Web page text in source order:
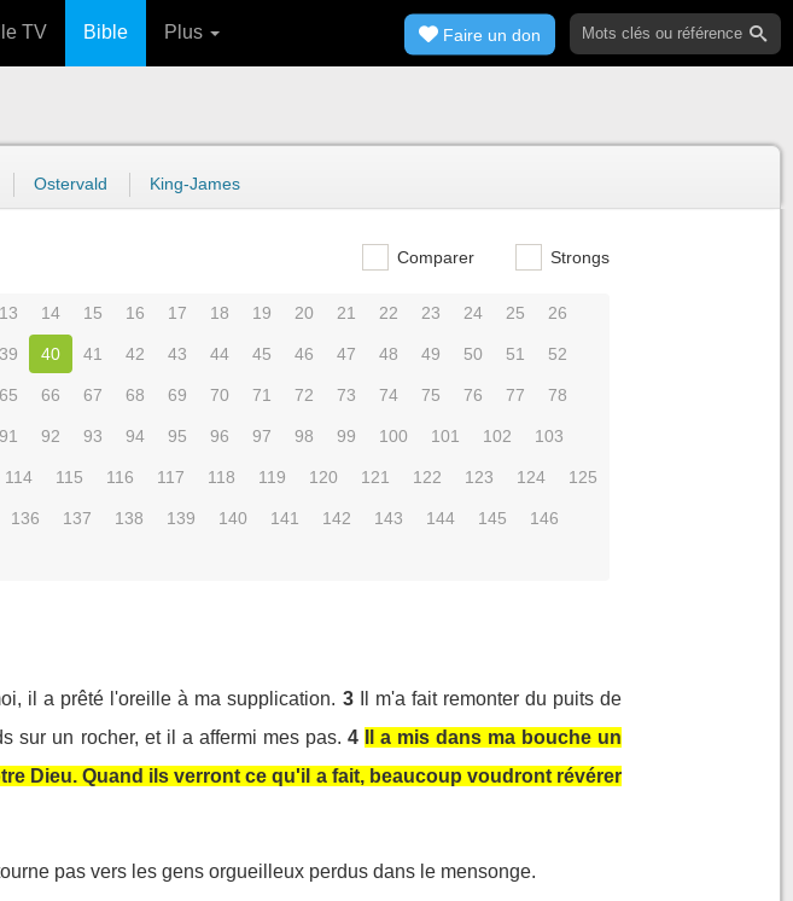
TV Bible Plus Faire un don
Ostervald King-James
Comparer Strongs
13 14 15 16 17 18 19 20 21 22 23 24 25 26
39 40 41 42 43 44 45 46 47 48 49 50 51 52
65 66 67 68 69 70 71 72 73 74 75 76 77 78
91 92 93 94 95 96 97 98 99 100 101 102 103
114 115 116 117 118 119 120 121 122 123 124 125
136 137 138 139 140 141 142 143 144 145 146
il a prêté l'oreille à ma supplication. 3
Il m'a fait remonter du puits de
sur un rocher, et il a affermi mes pas. 4
Il a mis dans ma bouche un
Dieu. Quand ils verront ce qu'il a fait, beaucoup voudront révérer
pas vers les gens orgueilleux perdus dans le mensonge.